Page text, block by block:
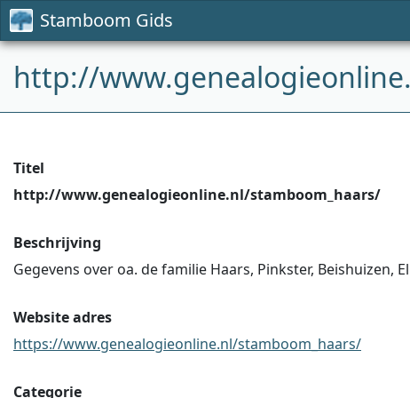
Stamboom Gids
http://
Titel
http://www.genealogieonline.nl/stamboom_haars/
Beschrijving
Gegevens over oa. de familie Haars, Pinkster, Beishuizen,
Website adres
https://www.genealogieonline.nl/stamboom_haars/
Categorie